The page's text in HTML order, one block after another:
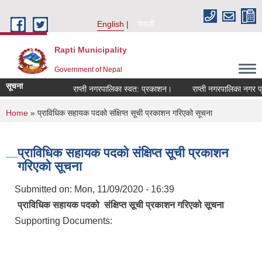
English
नेपाली
Rapti Municipality
Government of Nepal
सूचना राप्ती नगरपालिका स्वत: प्रकाशन। राप्ती नगरपालिका नगर
You are here
Home » प्राविधिक सहायक पदको संक्षिप्त सूची प्रकाशन गरिएको सूचना
प्राविधिक सहायक पदको संक्षिप्त सूची प्रकाशन
गरिएको सूचना
Submitted on: Mon, 11/09/2020 - 16:39
प्राविधिक सहायक पदको संक्षिप्त सूची प्रकाशन गरिएको सूचना
Supporting Documents: